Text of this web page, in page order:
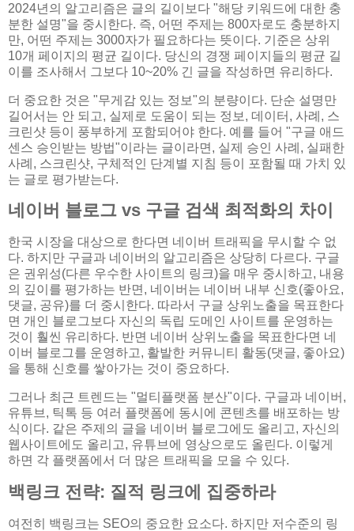
2024년의 알고리즘은 글의 길이보다 "해당 키워드에 대한 충
분한 설명"을 중시한다. 즉, 어떤 주제는 800자로도 충분하지
만, 어떤 주제는 3000자가 필요하다는 뜻이다. 기준은 상위
10개 페이지의 평균 길이다. 당신의 경쟁 페이지들의 평균 길
이를 조사해서 그보다 10~20% 긴 글을 작성하면 유리하다.
더 중요한 것은 "무게감 있는 정보"의 분량이다. 단순 설명만
길어서는 안 되고, 실제로 도움이 되는 정보, 데이터, 사례, 스
크린샷 등이 풍부하게 포함되어야 한다. 예를 들어 "구글 애드
센스 승인받는 방법"이라는 글이라면, 실제 승인 사례, 실패한
사례, 스크린샷, 구체적인 단계별 지침 등이 포함될 때 가치 있
는 글로 평가받는다.
네이버 블로그 vs 구글 검색 최적화의 차이
한국 시장을 대상으로 한다면 네이버 트래픽을 무시할 수 없
다. 하지만 구글과 네이버의 알고리즘은 상당히 다르다. 구글
은 권위성(다른 우수한 사이트의 링크)을 매우 중시하고, 내용
의 깊이를 평가하는 반면, 네이버는 네이버 내부 신호(좋아요,
댓글, 공유)를 더 중시한다. 따라서 구글 상위노출을 목표한다
면 개인 블로그보다 자신의 독립 도메인 사이트를 운영하는
것이 훨씬 유리하다. 반면 네이버 상위노출을 목표한다면 네
이버 블로그를 운영하고, 활발한 커뮤니티 활동(댓글, 좋아요)
을 통해 신호를 쌓아가는 것이 중요하다.
그러나 최근 트렌드는 "멀티플랫폼 분산"이다. 구글과 네이버,
유튜브, 틱톡 등 여러 플랫폼에 동시에 콘텐츠를 배포하는 방
식이다. 같은 주제의 글을 네이버 블로그에도 올리고, 자신의
웹사이트에도 올리고, 유튜브에 영상으로도 올린다. 이렇게
하면 각 플랫폼에서 더 많은 트래픽을 모을 수 있다.
백링크 전략: 질적 링크에 집중하라
여전히 백링크는 SEO의 중요한 요소다. 하지만 저수준의 링